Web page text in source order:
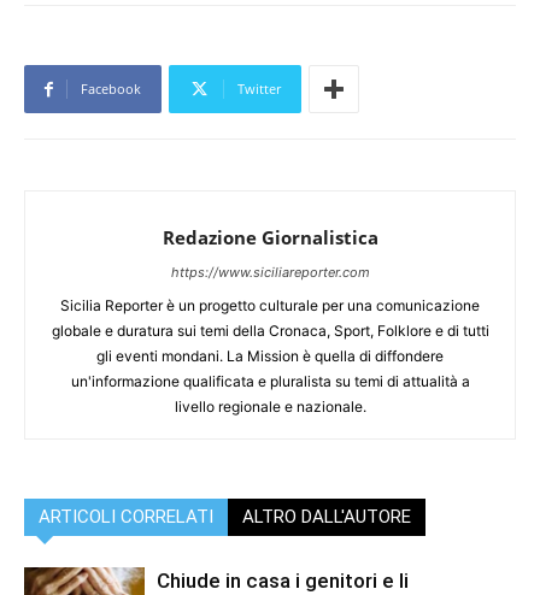
Facebook Twitter
Redazione Giornalistica
https://www.siciliareporter.com
Sicilia Reporter è un progetto culturale per una comunicazione
globale e duratura sui temi della Cronaca, Sport, Folklore e di tutti
gli eventi mondani. La Mission è quella di diffondere
un'informazione qualificata e pluralista su temi di attualità a
livello regionale e nazionale.
ARTICOLI CORRELATI ALTRO DALL'AUTORE
Chiude in casa i genitori e li